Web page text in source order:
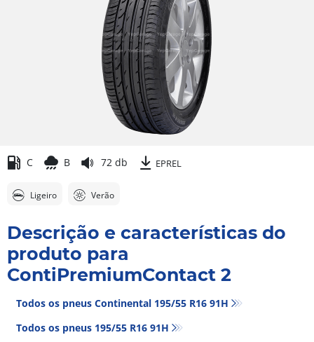
C B 72 db EPREL
Ligeiro Verão
Descrição e características do
produto para
ContiPremiumContact 2
Todos os pneus Continental 195/55 R16 91H
Todos os pneus‎ 195/55 R16 91H